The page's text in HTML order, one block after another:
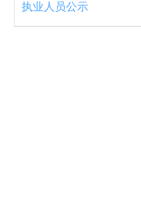
执业人员公示